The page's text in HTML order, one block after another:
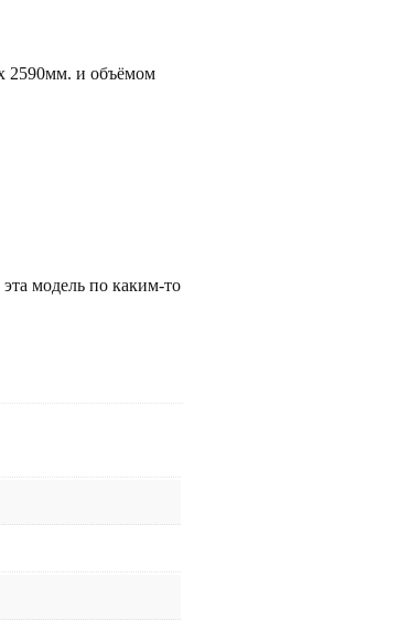
2590мм. и объёмом
модель по каким-то